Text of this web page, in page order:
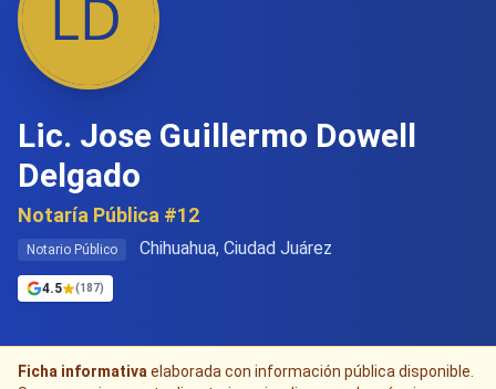
Lic. Jose Guillermo Dowell
Delgado
Notaría Pública #12
Notario Público Chihuahua, Ciudad Juárez
4.5 (187)
Ficha informativa elaborada con información pública disponible.